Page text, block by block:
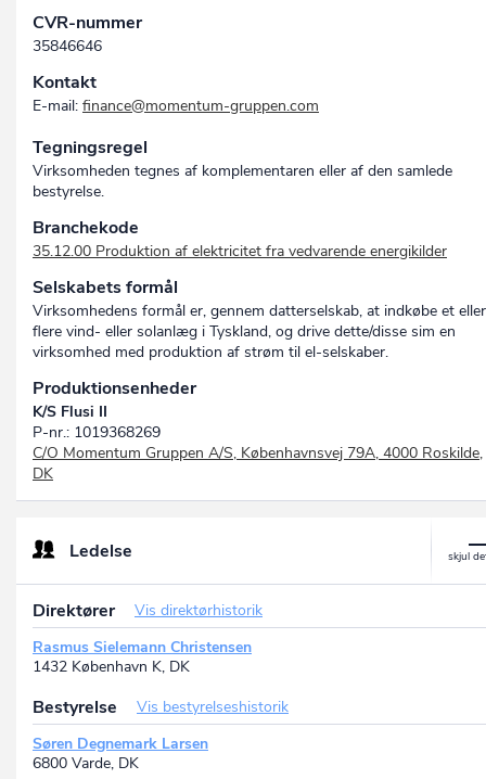
CVR-nummer
35846646
Kontakt
E-mail: finance@momentum-gruppen.com
Tegningsregel
Virksomheden tegnes af komplementaren eller af den samlede
bestyrelse.
Branchekode
35.12.00 Produktion af elektricitet fra vedvarende energikilder
Selskabets formål
Virksomhedens formål er, gennem datterselskab, at indkøbe et eller
flere vind- eller solanlæg i Tyskland, og drive dette/disse sim en
virksomhed med produktion af strøm til el-selskaber.
Produktionsenheder
K/S Flusi II
P-nr.: 1019368269
C/O Momentum Gruppen A/S, Københavnsvej 79A, 4000 Roskilde,
DK
Ledelse
Direktører
Vis direktørhistorik
Rasmus Sielemann Christensen
1432 København K, DK
Bestyrelse
Vis bestyrelseshistorik
Søren Degnemark Larsen
6800 Varde, DK